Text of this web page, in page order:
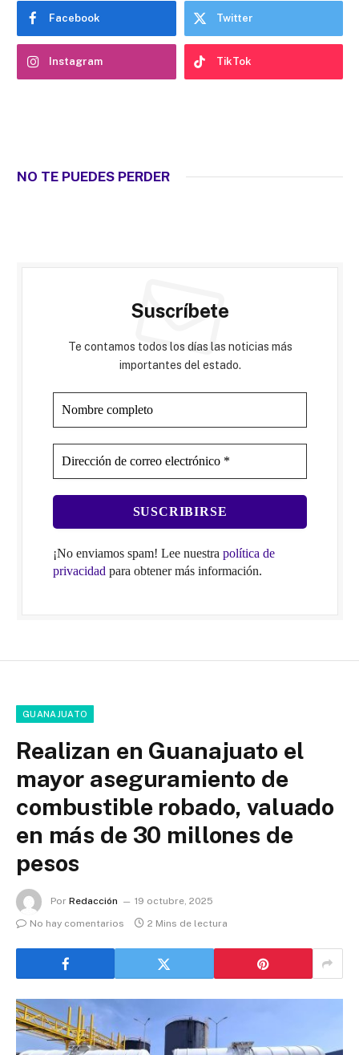
Facebook Twitter
Instagram TikTok
NO TE PUEDES PERDER
Suscríbete
Te contamos todos los días las noticias más
importantes del estado.
¡No enviamos spam! Lee nuestra política de
privacidad para obtener más información.
GUANAJUATO
Realizan en Guanajuato el
mayor aseguramiento de
combustible robado, valuado
en más de 30 millones de
pesos
Por Redacción
19 octubre, 2025
No hay comentarios
2 Mins de lectura